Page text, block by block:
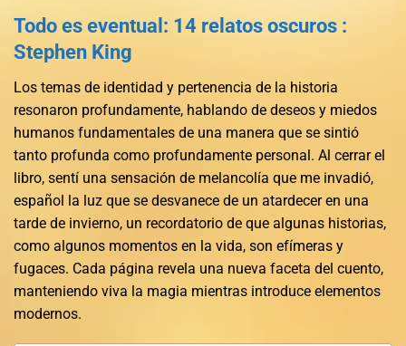
Todo es eventual: 14 relatos oscuros :
Stephen King
Los temas de identidad y pertenencia de la historia
resonaron profundamente, hablando de deseos y miedos
humanos fundamentales de una manera que se sintió
tanto profunda como profundamente personal. Al cerrar el
libro, sentí una sensación de melancolía que me invadió,
español la luz que se desvanece de un atardecer en una
tarde de invierno, un recordatorio de que algunas historias,
como algunos momentos en la vida, son efímeras y
fugaces. Cada página revela una nueva faceta del cuento,
manteniendo viva la magia mientras introduce elementos
modernos.